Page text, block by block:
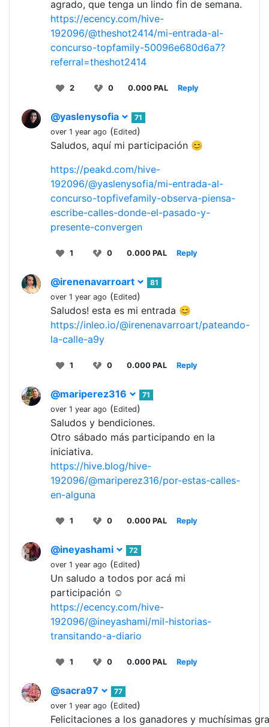
agrado, que tenga un lindo fin de semana.
https://ecency.com/hive-
192096/@theshot2414/mi-entrada-al-
concurso-topfamily-50096e680d6a7?
referral=theshot2414
2 0 0.000 PAL Reply
@yaslenysofia
71
over 1 year ago (Edited)
Saludos, aquí mi participación 😊
https://peakd.com/hive-
192096/@yaslenysofia/mi-entrada-al-
concurso-topfivefamily-observa-piensa-
escribe-calles-donde-el-pasado-y-
presente-convergen
1 0 0.000 PAL Reply
@irenenavarroart
81
over 1 year ago (Edited)
Saludos! esta es mi entrada 😊
https://inleo.io/@irenenavarroart/pateando-
la-calle-a9y
1 0 0.000 PAL Reply
@mariperez316
71
over 1 year ago (Edited)
Saludos y bendiciones.
Otro sábado más participando en la
iniciativa.
https://hive.blog/hive-
192096/@mariperez316/por-estas-calles-
en-alguna
1 0 0.000 PAL Reply
@ineyashami
72
over 1 year ago (Edited)
Un saludo a todos por acá mi
participación ☺️
https://ecency.com/hive-
192096/@ineyashami/mil-historias-
transitando-a-diario
1 0 0.000 PAL Reply
@sacra97
77
over 1 year ago (Edited)
Felicitaciones a los ganadores y muchísimas